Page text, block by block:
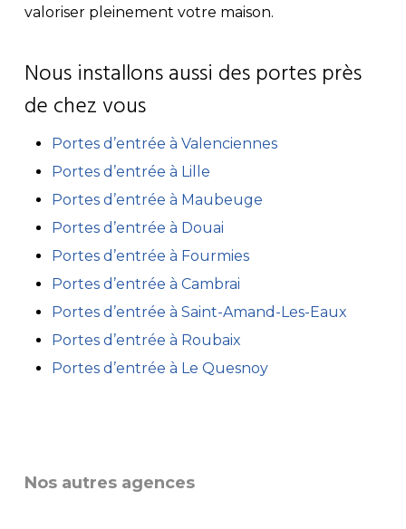
valoriser pleinement votre maison.
Nous installons aussi des portes près
de chez vous
Portes d’entrée à Valenciennes
Portes d’entrée à Lille
Portes d’entrée à Maubeuge
Portes d’entrée à Douai
Portes d’entrée à Fourmies
Portes d’entrée à Cambrai
Portes d’entrée à Saint-Amand-Les-Eaux
Portes d’entrée à Roubaix
Portes d’entrée à Le Quesnoy
Nos autres agences